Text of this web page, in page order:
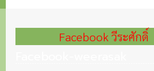
Facebook วีระศักดิ์